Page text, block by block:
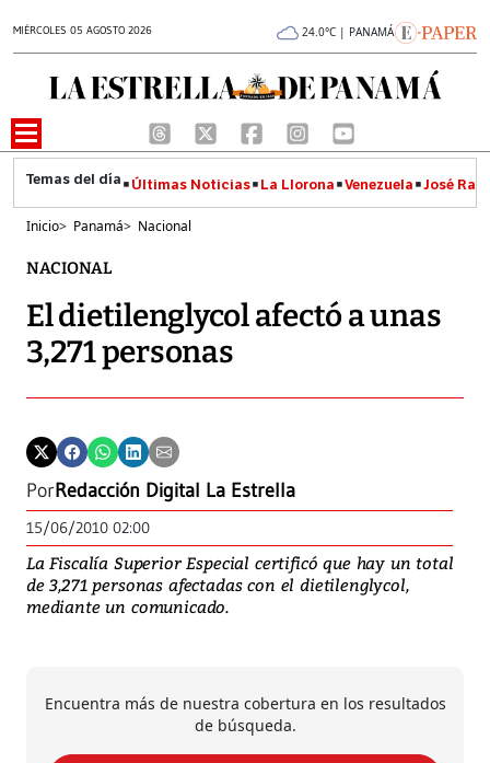
MIÉRCOLES 05 AGOSTO 2026 24.0°C | PANAMÁ
Últimas Noticias La Llorona Venezuela José
Inicio> Panamá> Nacional
NACIONAL
El dietilenglycol afectó a unas
3,271 personas
PorRedacción Digital La Estrella
15/06/2010 02:00
La Fiscalía Superior Especial certificó que hay un total
de 3,271 personas afectadas con el dietilenglycol,
mediante un comunicado.
Encuentra más de nuestra cobertura en los resultados
de búsqueda.